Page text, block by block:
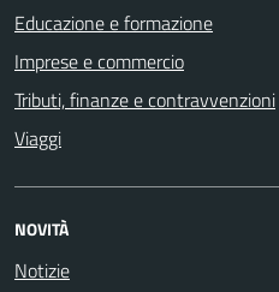
Educazione e formazione
Imprese e commercio
Tributi, finanze e contravvenzioni
Viaggi
NOVITÀ
Notizie